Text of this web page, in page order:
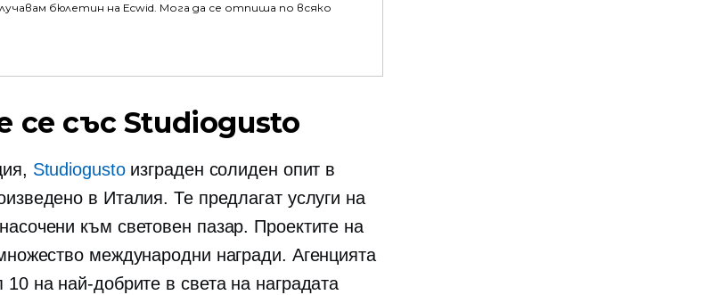
бюлетин на Ecwid. Мога да се отпиша по всяко
се със Studiogusto
Studiogustoизграден солиден опит в
в Италия. Те предлагат услуги на
към световен пазар. Проектите на
международни награди. Агенцията
на най-добрите в света на наградата